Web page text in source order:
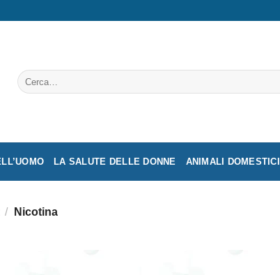
Cerca:
LA SALUTE DELLE DONNE ANIMALI DOMESTICI
/ Nicotina